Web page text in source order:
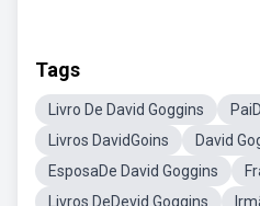
Tags
Livro De David Goggins
Livros DavidGoins
David
EsposaDe David Goggins
Livros DeDevid Goggins